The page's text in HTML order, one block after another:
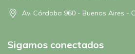
Av. Córdoba 960 - Buenos Aires -
Sigamos conectados